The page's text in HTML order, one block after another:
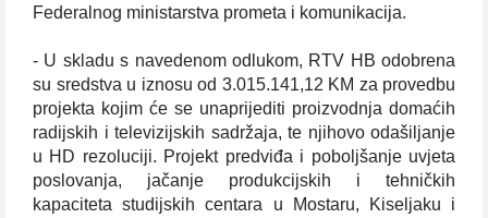
Federalnog ministarstva prometa i komunikacija.
- U skladu s navedenom odlukom, RTV HB odobrena
su sredstva u iznosu od 3.015.141,12 KM za provedbu
projekta kojim će se unaprijediti proizvodnja domaćih
radijskih i televizijskih sadržaja, te njihovo odašiljanje
u HD rezoluciji. Projekt predviđa i poboljšanje uvjeta
poslovanja, jačanje produkcijskih i tehničkih
kapaciteta studijskih centara u Mostaru, Kiseljaku i